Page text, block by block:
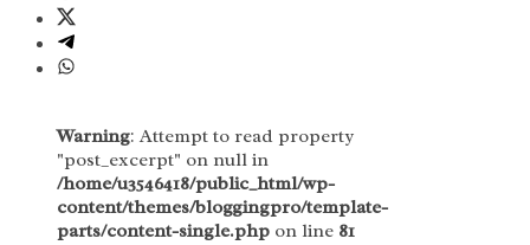
Warning: Attempt to read property
"post_excerpt" on null in
/home/u3546418/public_html/wp-
content/themes/bloggingpro/template-
parts/content-single.php on line 81